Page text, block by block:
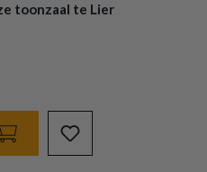
toonzaal te Lier